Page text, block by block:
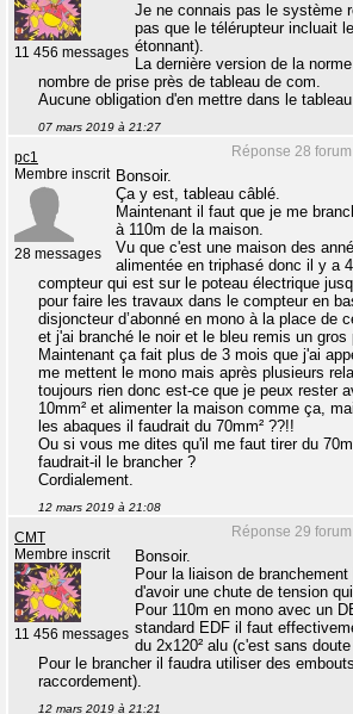
11 456 messages
Je ne connais pas le système
pas que le télérupteur incluait
étonnant).
La dernière version de la
nombre de prise près de tableau de com.
Aucune obligation d'en mettre dans le
07 mars 2019 à 21:27
Réponse 28
pc1
Membre inscrit
28 messages
Bonsoir.
Ça y est, tableau câblé.
Maintenant il faut que je me
à 110m de la maison.
Vu que c'est une maison des
alimentée en triphasé donc il y a
compteur qui est sur le poteau électrique
pour faire les travaux dans le compteur en
disjoncteur d’abonné en mono à la place de
et j'ai branché le noir et le bleu remis un
Maintenant ça fait plus de 3 mois que j'ai
me mettent le mono mais après plusieurs
toujours rien donc est-ce que je peux rester
10mm² et alimenter la maison comme ça,
les abaques il faudrait du 70mm² ??!!
Ou si vous me dites qu'il me faut tirer du
faudrait-il le brancher ?
Cordialement.
12 mars 2019 à 21:08
Réponse 29
CMT
Membre inscrit
11 456 messages
Bonsoir.
Pour la liaison de
d'avoir une chute de tension
Pour 110m en mono avec un
standard EDF il faut
du 2x120² alu (c'est sans
Pour le brancher il faudra utiliser des
raccordement).
12 mars 2019 à 21:21